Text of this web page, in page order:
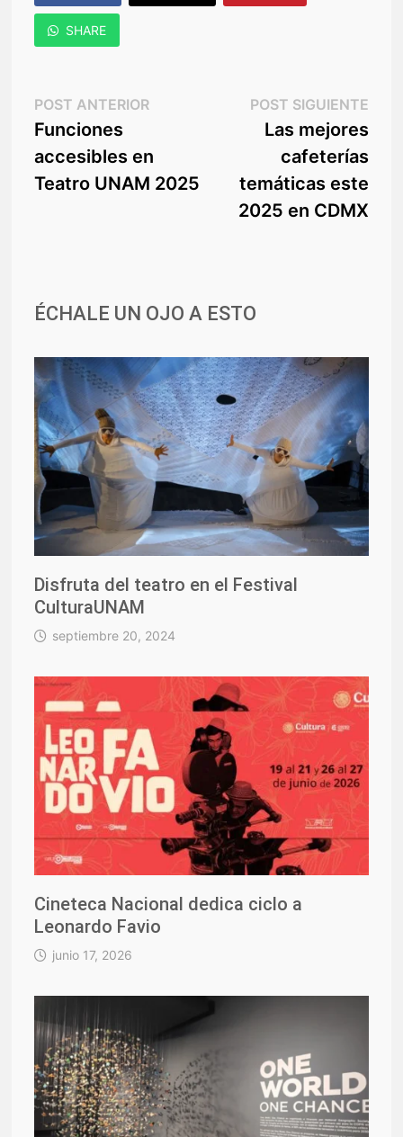
SHARE
Navegación
de
entradas
POST ANTERIORPost
Funciones
accesibles en
Teatro UNAM 2025
POST SIGUIENTEPost
Las mejores
cafeterías
temáticas este
2025 en CDMX
ÉCHALE UN OJO A ESTO
Disfruta del teatro en el Festival
CulturaUNAM
septiembre 20, 2024
Cineteca Nacional dedica ciclo a
Leonardo Favio
junio 17, 2026